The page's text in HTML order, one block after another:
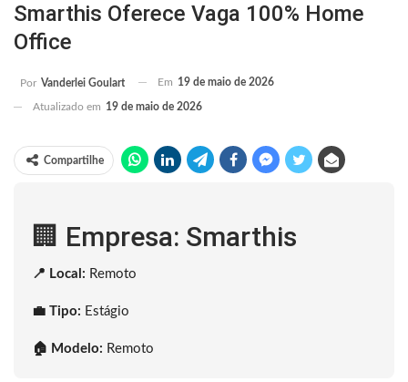
Smarthis Oferece Vaga 100% Home
Office
Por Vanderlei Goulart Em 19 de maio de 2026
Atualizado em 19 de maio de 2026
Compartilhe
🏢 Empresa: Smarthis
📍 Local: Remoto
💼 Tipo: Estágio
🏠 Modelo: Remoto